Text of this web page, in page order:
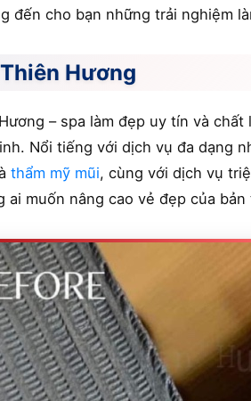
đến cho bạn những trải nghiệm
Hương
– spa làm đẹp uy tín và
Nổi tiếng với dịch vụ đa dạng
thẩm mỹ mũi, cùng với dịch vụ
ai muốn nâng cao vẻ đẹp của bản